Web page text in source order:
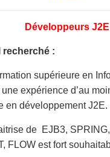
Développeurs J2E
recherché :
supérieure en
expérience d’au
en développement J2E.
de EJB3,
FLOW est fort